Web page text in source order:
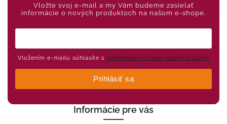
Vložte svoj e-mail a my Vám budeme zasielať
informácie o nových produktoch na našom e-shope.
Vložením e-mailu súhlasíte s podmienkami ochrany osobných údajov
Prihlásiť sa
Informácie pre vás